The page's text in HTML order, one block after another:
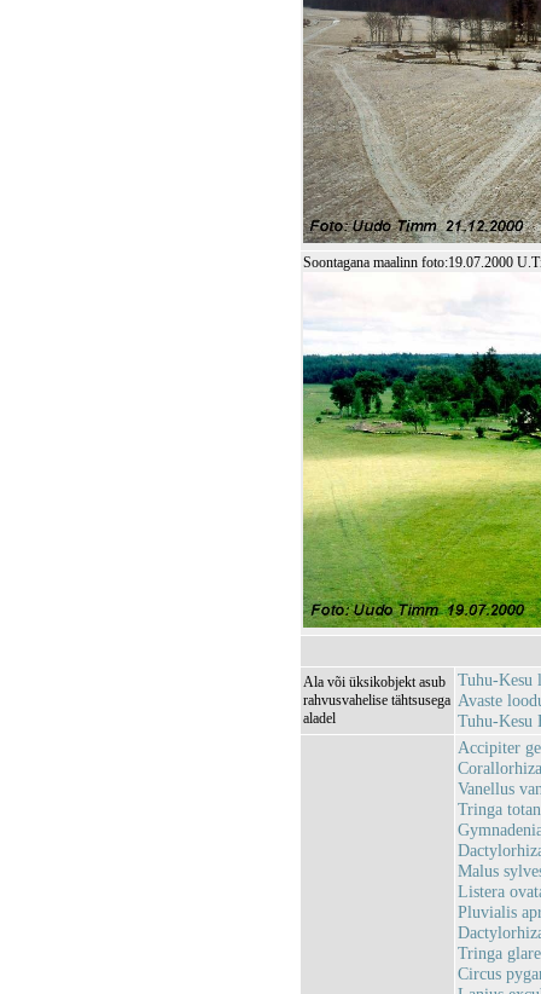
Soontagana maalinn foto:19.07.2000
Ala või üksikobjekt asub
rahvusvahelise tähtsusega
aladel
Tuhu-Kesu
Avaste
Tuhu-Kesu
Accipiter
Vanellus
Tringa
Malus
Listera
Pluvialis
Tringa
Circus